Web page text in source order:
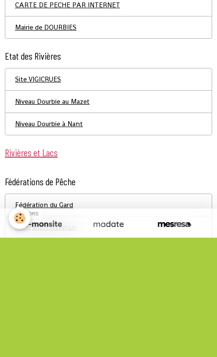
CARTE DE PECHE PAR INTERNET
Mairie de DOURBIES
Etat des Rivières
Site VIGICRUES
Niveau Dourbie au Mazet
Niveau Dourbie à Nant
Rivières et Lacs
Fédérations de Pêche
Fédération du Gard
Fédération Aveyron
SPONSORS